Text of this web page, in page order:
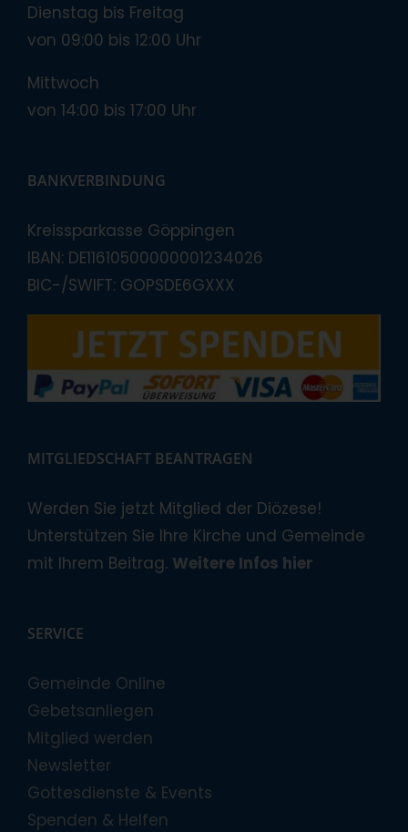
Dienstag bis Freitag
von 09:00 bis 12:00 Uhr
Mittwoch
von 14:00 bis 17:00 Uhr
BANKVERBINDUNG
Kreissparkasse Göppingen
IBAN: DE11610500000001234026
BIC-/SWIFT: GOPSDE6GXXX
MITGLIEDSCHAFT BEANTRAGEN
Werden Sie jetzt Mitglied der Diözese!
Unterstützen Sie Ihre Kirche und Gemeinde
mit Ihrem Beitrag. Weitere Infos hier
SERVICE
Gemeinde Online
Gebetsanliegen
Mitglied werden
Newsletter
Gottesdienste & Events
Spenden & Helfen